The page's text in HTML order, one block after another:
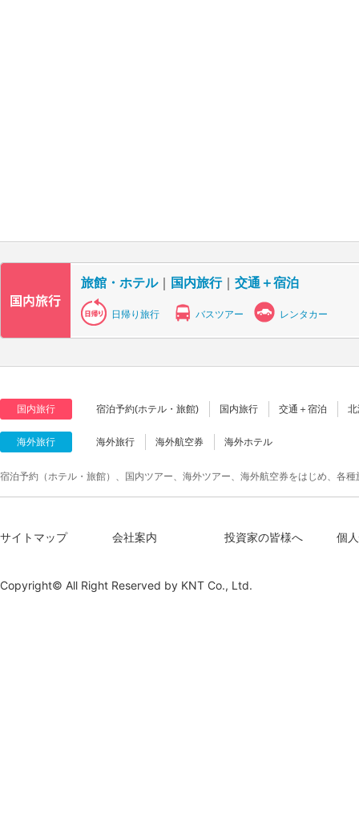
旅館・ホテル｜ 国内旅行｜ 交通＋宿泊
日帰り旅行 バスツアー レンタカー
国内旅行 宿泊予約(ホテル・旅館) 国内旅行 交通＋宿泊
海外旅行 海外旅行 海外航空券 海外ホテル
宿泊予約（ホテル・旅館）、国内ツアー、海外ツアー、海外航空券をはじめ、各
サイトマップ 会社案内 投資家の皆様へ 個
Copyright© All Right Reserved by KNT Co., Ltd.